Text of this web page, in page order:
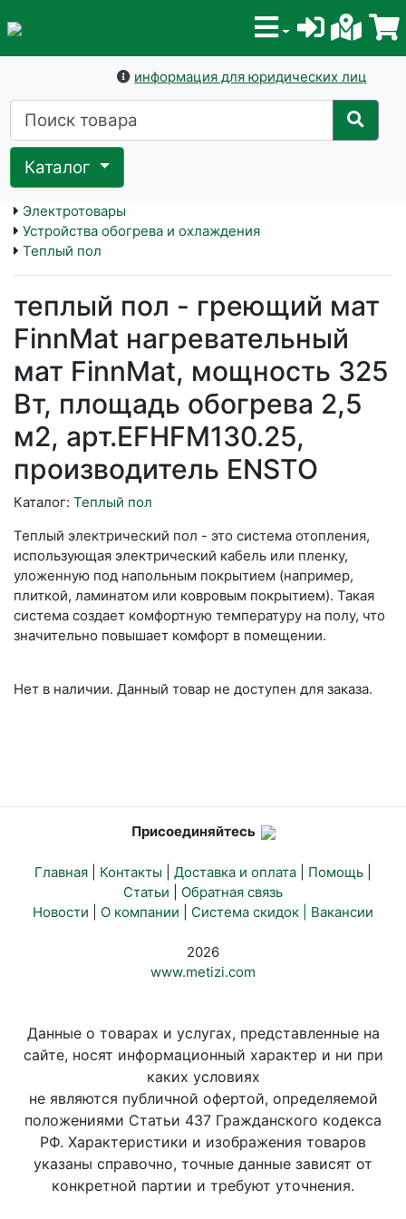
информация для юридических лиц
Каталог
Электротовары
Устройства обогрева и охлаждения
Теплый пол
теплый пол - греющий мат
FinnMat нагревательный
мат FinnMat, мощность 325
Вт, площадь обогрева 2,5
м2, арт.EFHFM130.25,
производитель ENSTO
Каталог: Теплый пол
Теплый электрический пол - это система отопления,
использующая электрический кабель или пленку,
уложенную под напольным покрытием (например,
плиткой, ламинатом или ковровым покрытием). Такая
система создает комфортную температуру на полу, что
значительно повышает комфорт в помещении.
Нет в наличии. Данный товар не доступен для заказа.
Присоединяйтесь
Главная Контакты Доставка и оплата Помощь
Статьи
Обратная связь
Новости
О компании Система скидок | Вакансии
2026
www.metizi.com
Данные о товарах и услугах, представленные на
сайте, носят информационный характер и ни при
каких условиях
не являются публичной офертой, определяемой
положениями Статьи 437 Гражданского кодекса
РФ. Характеристики и изображения товаров
указаны справочно, точные данные зависят от
конкретной партии и требуют уточнения.